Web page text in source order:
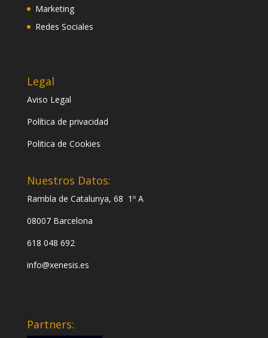
Marketing
Redes Sociales
Legal
Aviso Legal
Política de privacidad
Politica de Cookies
Nuestros Datos:
Rambla de Catalunya, 68 1º A
08007 Barcelona
618 048 692
info@xenesis.es
Partners: